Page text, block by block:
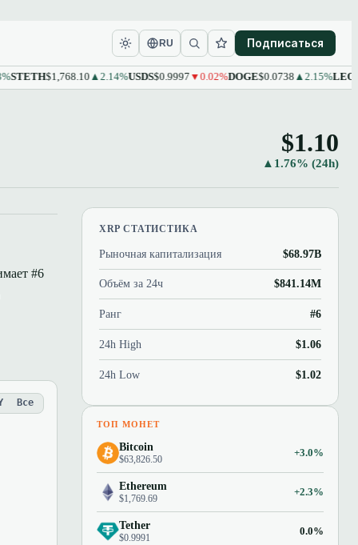
RU Подписаться
$1,768.10▲2.14%USDS$0.9997▼0.02%DOGE$0.0738▲2.15%LEO$9.61
$1.10
▲1.76% (24h)
#6
Все
XRP СТАТИСТИКА
Рыночная капитализация $68.97B
Объём за 24ч $841.14M
Ранг #6
24h High $1.06
24h Low $1.02
ТОП МОНЕТ
Bitcoin
$63,826.50
+3.0%
Ethereum
$1,769.69
+2.3%
Tether
$0.9991
0.0%